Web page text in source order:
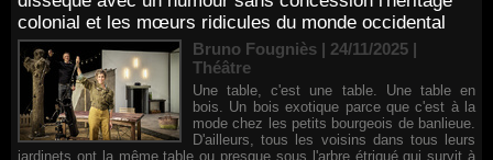
colonial et les mœurs ridicules du monde occidental
Bruno Fougniès | 24/11/2025 |
Théâtre
Une table, c'est une table. Une table en
bois. Un bois exotique parce que c'est à la
mode chez les petits bourgeois de banlieue.
D'ailleurs, tous les voisins dans tous leurs
jardinets ont la même table ou presque sous l'arbre étriqué qui survit à